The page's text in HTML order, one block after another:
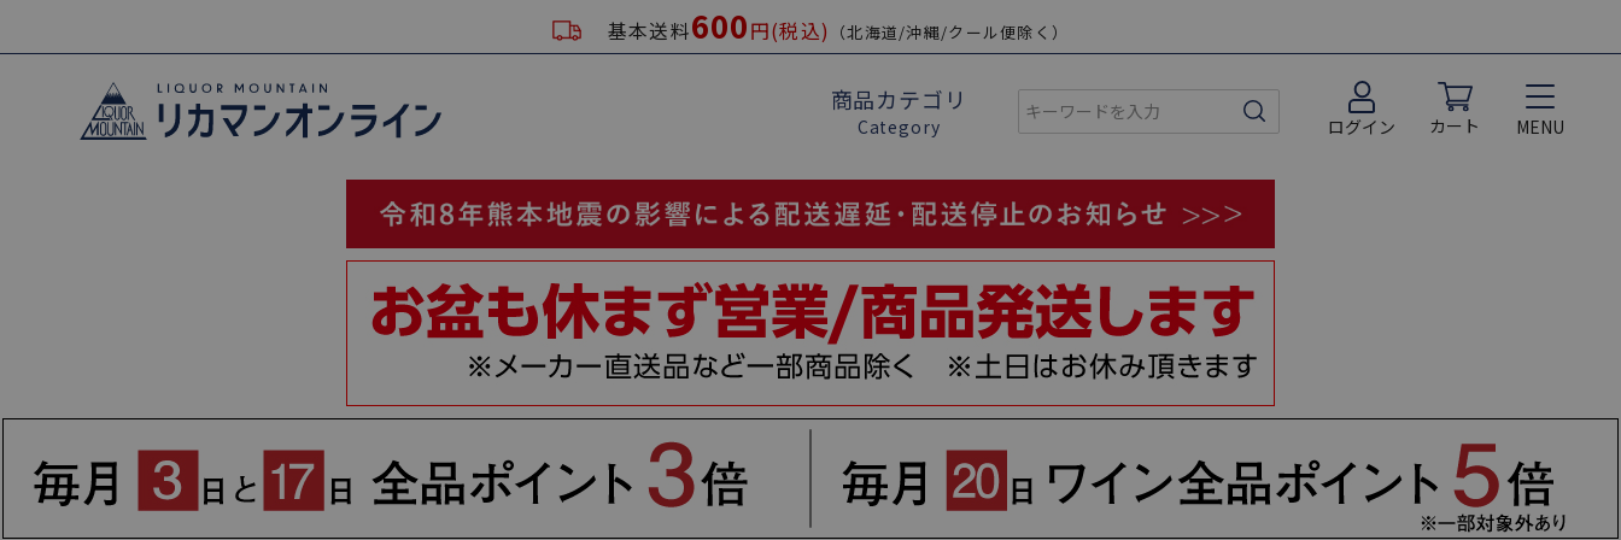
基本送料600円(税込) （北海道/沖縄/クール便除く）
商品カテゴリ
Category ログイン カート MENU